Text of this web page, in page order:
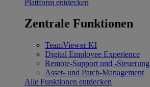
Plattform entdecken
Zentrale Funktionen
TeamViewer KI
Digital Employee Experience
Remote-Support und -Steuerung
Asset- und Patch-Management
Alle Funktionen entdecken